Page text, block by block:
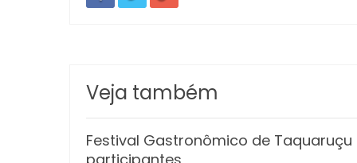
Veja também
Festival Gastronômico de